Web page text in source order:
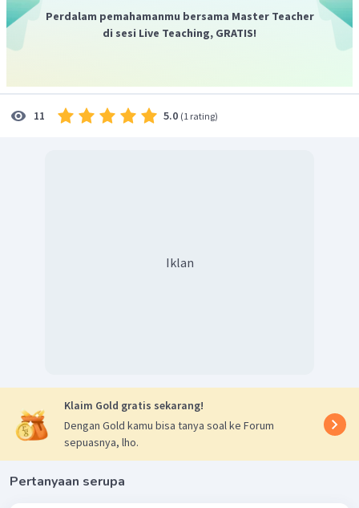
sifat tersebut adalah fruktosa.
Dari hasil tersebut senyawa yang dimaksuda adalah
disakarida yang terbentuk dari fruktosa yaitu
Perdalam pemahamanmu bersama Master Teacher
di sesi Live Teaching, GRATIS!
11 5.0 (1 rating)
Iklan
Klaim Gold gratis sekarang!
Dengan Gold kamu bisa tanya soal ke Forum
sepuasnya, lho.
Pertanyaan serupa